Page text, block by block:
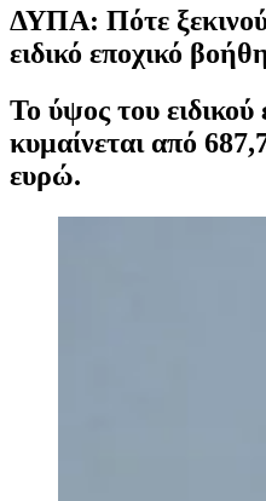
ΔΥΠΑ: Πότε
ειδικό εποχικό
Το ύψος του
κυμαίνεται από
ευρώ.